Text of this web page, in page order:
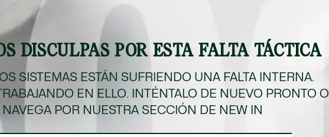
NEW IN
Ver todo
Ver todo
Ver todo
Ver Todo
Ver todo
DISCULPAS POR ESTA FALTA TÁCTICA
SISTEMAS ESTÁN SUFRIENDO UNA FALTA INTERNA.
EN ELLO. INTÉNTALO DE NUEVO PRONTO O
NAVEGA POR NUESTRA SECCIÓN DE NEW IN